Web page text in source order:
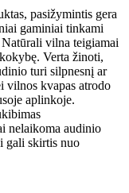
pasižymintis gera
gaminiai tinkami
vilna teigiamai
Verta žinoti,
turi silpnesnį ar
vilnos kvapas atrodo
aplinkoje.
nelaikoma audinio
gali skirtis nuo